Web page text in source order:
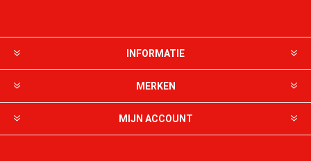
INFORMATIE
MERKEN
MIJN ACCOUNT